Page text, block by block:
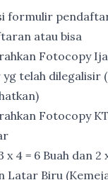
formulir
atau bisa
Fotocopy
telah dilegalisir
Fotocopy
x 4 = 6 Buah dan 2
Latar Biru